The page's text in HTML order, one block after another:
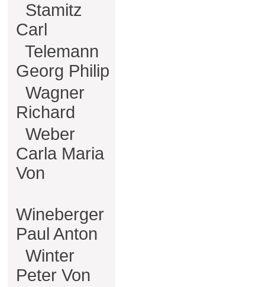
Stamitz
Carl
Telemann
Georg Philip
Wagner
Richard
Weber
Carla Maria
Von
Wineberger
Paul Anton
Winter
Peter Von